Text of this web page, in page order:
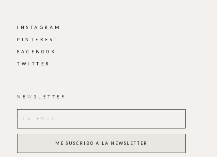
INSTAGRAM
PINTEREST
FACEBOOK
TWITTER
NEWSLETTER